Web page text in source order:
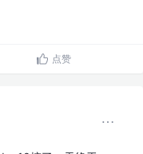
点赞